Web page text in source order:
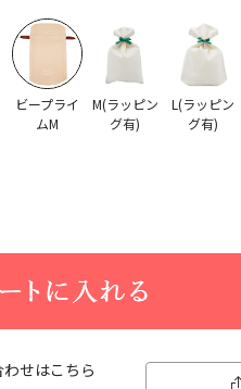
せはこちら
ビープライ
ムM
M(ラッピン
グ有)
L(ラッピン
グ有)